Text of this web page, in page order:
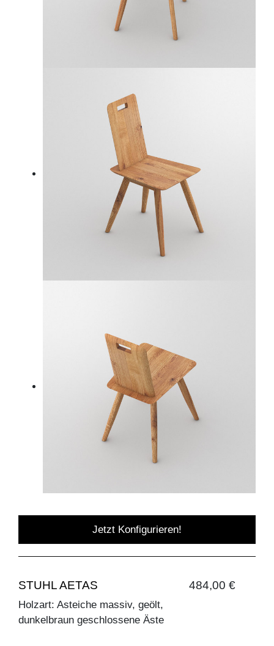
Jetzt Konfigurieren!
STUHL AETAS 484,00 €
Holzart: Asteiche massiv, geölt,
dunkelbraun geschlossene Äste